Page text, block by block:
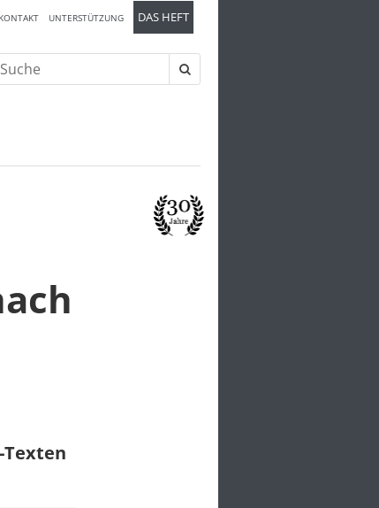
KONTAKT UNTERSTÜTZUNG DAS HEFT